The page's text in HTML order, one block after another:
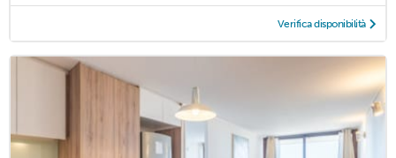
Verifica disponibilità